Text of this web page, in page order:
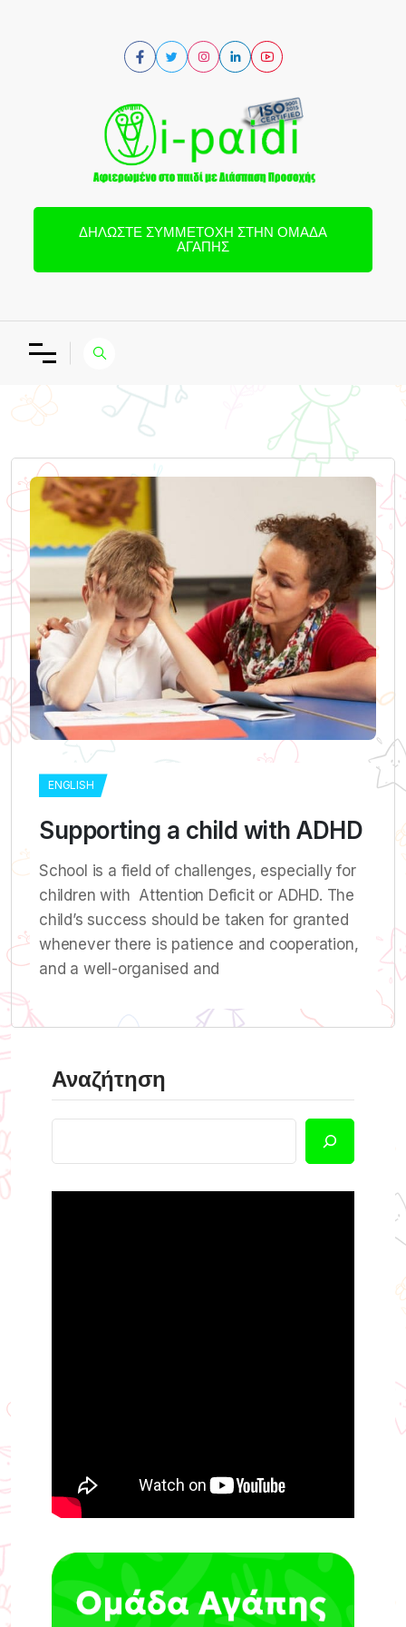
ΔΗΛΏΣΤΕ ΣΥΜΜΕΤΟΧΉ ΣΤΗΝ ΟΜΆΔΑ
ΑΓΆΠΗΣ
ENGLISH
Supporting a child with ADHD
School is a field of challenges, especially for
children with Attention Deficit or ADHD. The
child’s success should be taken for granted
whenever there is patience and cooperation,
and a well-organised and
Αναζήτηση